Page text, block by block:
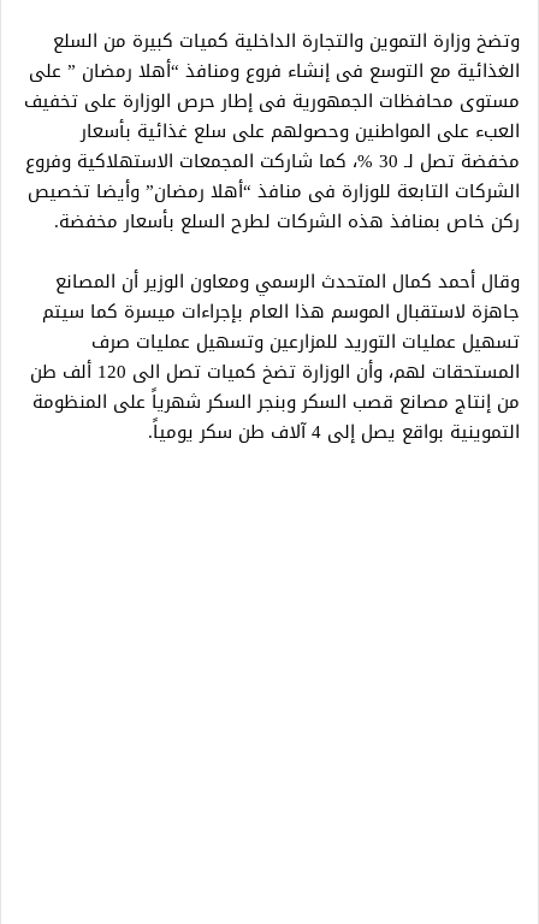
وتضخ وزارة التموين والتجارة الداخلية كميات كبيرة من السلع
الغذائية مع التوسع فى إنشاء فروع ومنافذ “أهلا رمضان ” على
مستوى محافظات الجمهورية فى إطار حرص الوزارة على تخفيف
العبء على المواطنين وحصولهم على سلع غذائية بأسعار
مخفضة تصل لـ 30 %، كما شاركت المجمعات الاستهلاكية وفروع
الشركات التابعة للوزارة فى منافذ “أهلا رمضان” وأيضا تخصيص
ركن خاص بمنافذ هذه الشركات لطرح السلع بأسعار مخفضة.
وقال أحمد كمال المتحدث الرسمي ومعاون ‏الوزير أن المصانع
جاهزة ‏لاستقبال الموسم هذا العام بإجراءات ميسرة كما سيتم
تسهيل عمليات التوريد للمزارعين وتسهيل ‏عمليات صرف
المستحقات لهم، وأن الوزارة تضخ ‏كميات تصل الى 120 ألف طن
من إنتاج مصانع قصب السكر ‏وبنجر السكر شهرياً على المنظومة
التموينية بواقع يصل إلى ‏‏4 آلاف طن سكر يومياً.